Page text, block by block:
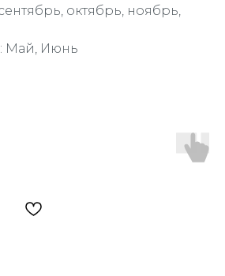
октябрь, ноябрь,
Май, Июнь